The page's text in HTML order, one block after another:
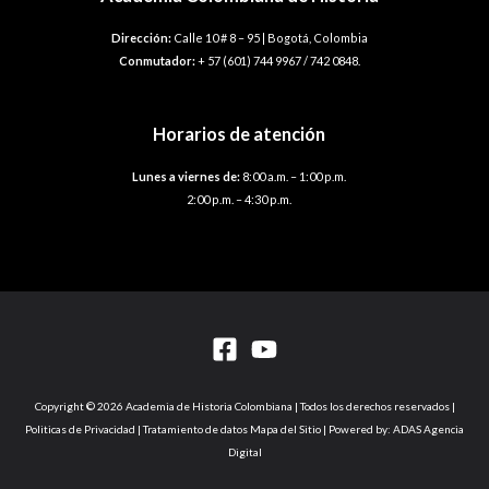
Dirección:Calle 10 # 8 – 95 | Bogotá, Colombia
Conmutador:+ 57 (601) 744 9967 / 742 0848.
Horarios de atención
Lunes a viernes de: 8:00 a.m. – 1:00 p.m.
2:00 p.m. – 4:30 p.m.
Copyright © 2026 Academia de Historia Colombiana | Todos los derechos reservados |
Politicas de Privacidad | Tratamiento de datos Mapa del Sitio | Powered by: ADAS Agencia
Digital